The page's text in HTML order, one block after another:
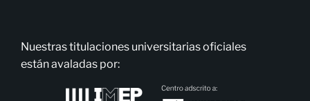
Nuestras titulaciones universitarias oficiales
están avaladas por: